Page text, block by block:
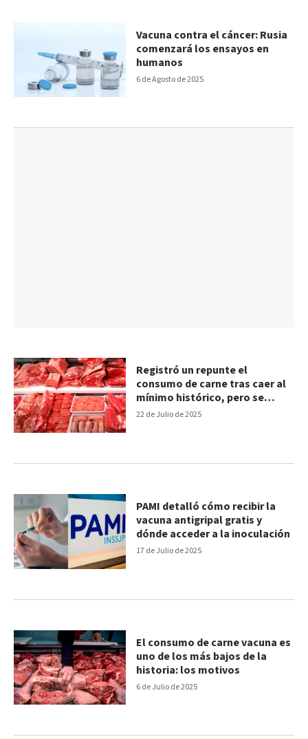
6 de Agosto de 2025
Vacuna contra el cáncer: Rusia
comenzará los ensayos en
humanos
22 de Julio de 2025
Registró un repunte el
consumo de carne tras caer al
mínimo histórico, pero se
mantiene bajo
17 de Julio de 2025
PAMI detalló cómo recibir la
vacuna antigripal gratis y
dónde acceder a la inoculación
6 de Julio de 2025
El consumo de carne vacuna es
uno de los más bajos de la
historia: los motivos